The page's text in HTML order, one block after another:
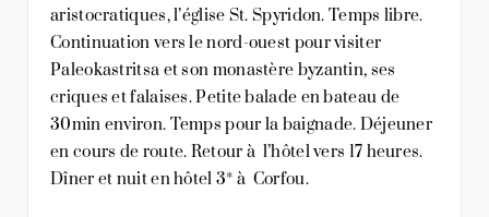
aristocratiques, l’église St. Spyridon. Temps libre.
Continuation vers le nord-ouest pour visiter
Paleokastritsa et son monastère byzantin, ses
criques et falaises. Petite balade en bateau de
30min environ. Temps pour la baignade. Déjeuner
en cours de route. Retour à l’hôtel vers 17 heures.
Dîner et nuit en hôtel 3* à Corfou.